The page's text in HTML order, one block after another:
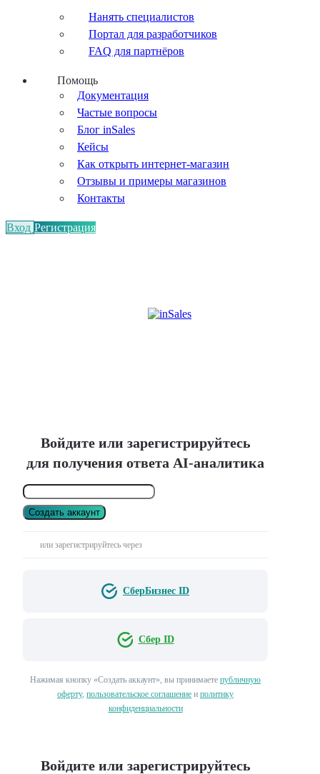
Нанять специалистов
Портал для разработчиков
FAQ для партнёров
Помощь
Документация
Частые вопросы
Блог inSales
Кейсы
Как открыть интернет-магазин
Отзывы и примеры магазинов
Контакты
Вход Регистрация
Войдите или зарегистрируйтесь
для получения ответа AI-аналитика
Создать аккаунт
или зарегистрируйтесь через
СберБизнес ID
Сбер ID
Нажимая кнопку «Создать аккаунт», вы принимаете публичную
оферту, пользовательское соглашение и политику
конфиденциальности
Войдите или зарегистрируйтесь